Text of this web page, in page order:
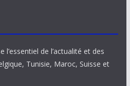
de l’actualité et des
Tunisie, Maroc, Suisse et